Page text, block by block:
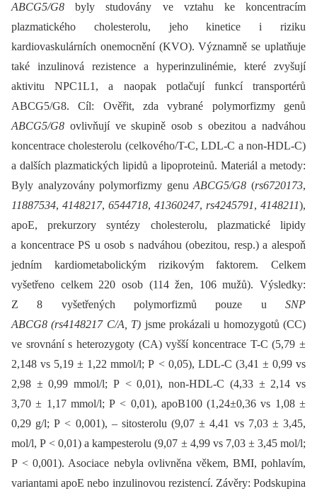
ABCG5/G8 byly studovány ve vztahu ke koncentracím
plazmatického cholesterolu, jeho kinetice i riziku
kardiovaskulárních onemocnění (KVO). Významně se uplatňuje
také inzulinová rezistence a hyperinzulinémie, které zvyšují
aktivitu NPC1L1, a naopak potlačují funkcí transportérů
ABCG5/G8. Cíl: Ověřit, zda vybrané polymorfizmy genů
ABCG5/G8 ovlivňují ve skupině osob s obezitou a nadváhou
koncentrace cholesterolu (celkového/T-C, LDL-C a non-HDL-C)
a dalších plazmatických lipidů a lipoproteinů. Materiál a metody:
Byly analyzovány polymorfizmy genuABCG5/G8 (rs6720173,
11887534, 4148217, 6544718, 41360247, rs4245791, 4148211),
apoE, prekurzory syntézy cholesterolu, plazmatické lipidy
a koncentrace PS u osob s nadváhou (obezitou, resp.) a alespoň
jedním kardiometabolickým rizikovým faktorem. Celkem
vyšetřeno celkem 220 osob (114 žen, 106 mužů). Výsledky:
Z 8 vyšetřených polymorfizmů pouze u SNP
ABCG8 (rs4148217 C/A, T) jsme prokázali u homozygotů (CC)
ve srovnání s heterozygoty (CA) vyšší koncentrace T-C (5,79 ±
2,148 vs 5,19 ± 1,22 mmol/l; P < 0,05), LDL-C (3,41 ± 0,99 vs
2,98 ± 0,99 mmol/l; P < 0,01), non-HDL-C (4,33 ± 2,14 vs
3,70 ± 1,17 mmol/l; P < 0,01), apoB100 (1,24±0,36 vs 1,08 ±
0,29 g/l; P < 0,001), –⁠ sitosterolu (9,07 ± 4,41 vs 7,03 ± 3,45,
mol/l, P < 0,01) a kampesterolu (9,07 ± 4,99 vs 7,03 ± 3,45 mol/l;
P < 0,001). Asociace nebyla ovlivněna věkem, BMI, pohlavím,
variantami apoE nebo inzulinovou rezistencí. Závěry: Podskupina